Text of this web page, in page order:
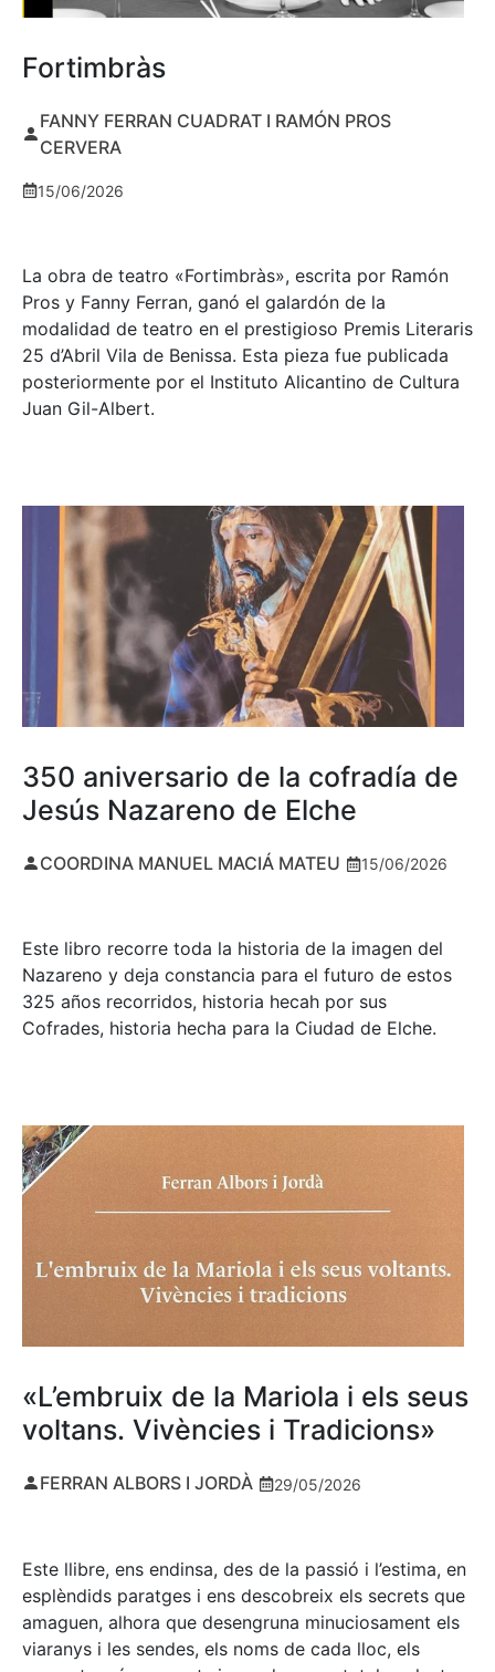
Fortimbràs
FANNY FERRAN CUADRAT I RAMÓN PROS
CERVERA
15/06/2026
La obra de teatro «Fortimbràs», escrita por Ramón
Pros y Fanny Ferran, ganó el galardón de la
modalidad de teatro en el prestigioso Premis Literaris
25 d’Abril Vila de Benissa. Esta pieza fue publicada
posteriormente por el Instituto Alicantino de Cultura
Juan Gil-Albert.
350 aniversario de la cofradía de
Jesús Nazareno de Elche
COORDINA MANUEL MACIÁ MATEU 15/06/2026
Este libro recorre toda la historia de la imagen del
Nazareno y deja constancia para el futuro de estos
325 años recorridos, historia hecah por sus
Cofrades, historia hecha para la Ciudad de Elche.
«L’embruix de la Mariola i els seus
voltans. Vivències i Tradicions»
FERRAN ALBORS I JORDÀ 29/05/2026
Este llibre, ens endinsa, des de la passió i l’estima, en
esplèndids paratges i ens descobreix els secrets que
amaguen, alhora que desengruna minuciosament els
viaranys i les sendes, els noms de cada lloc, els